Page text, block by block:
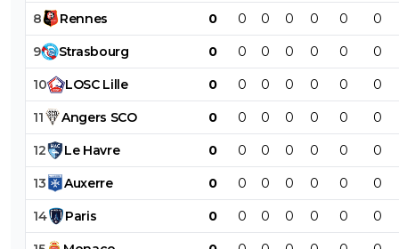
8 Rennes 0 0 0 0 0 0 0
9 Strasbourg 0 0 0 0 0 0 0
10 LOSC Lille 0 0 0 0 0 0 0
11 Angers SCO 0 0 0 0 0 0 0
12 Le Havre 0 0 0 0 0 0 0
13 Auxerre 0 0 0 0 0 0 0
14 Paris 0 0 0 0 0 0 0